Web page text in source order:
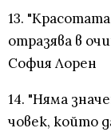
13.
отразява в
София Лорен
14. "Няма
човек, който